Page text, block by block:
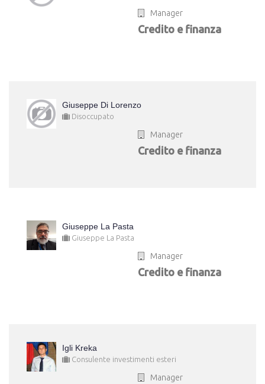
Manager
Credito e finanza
Giuseppe Di Lorenzo
Disoccupato
Manager
Credito e finanza
Giuseppe La Pasta
Giuseppe La Pasta
Manager
Credito e finanza
Igli Kreka
Consulente investimenti esteri
Manager